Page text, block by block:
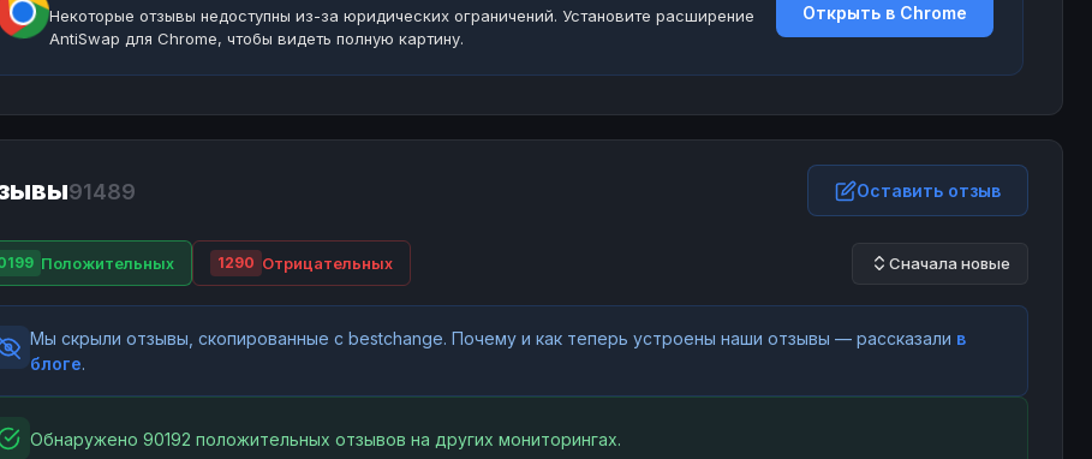
Некоторые отзывы недоступны из-за юридических ограничений. Установите расширение
AntiSwap для Chrome, чтобы видеть полную картину.
Открыть в Chrome
91489 Оставить отзыв
Положительных 1290 Отрицательных Сначала новые
Мы скрыли отзывы, скопированные с bestchange. Почему и как теперь устроены наши отзывы — рассказали в
блоге.
Обнаружено 90192 положительных отзывов на других мониторингах.